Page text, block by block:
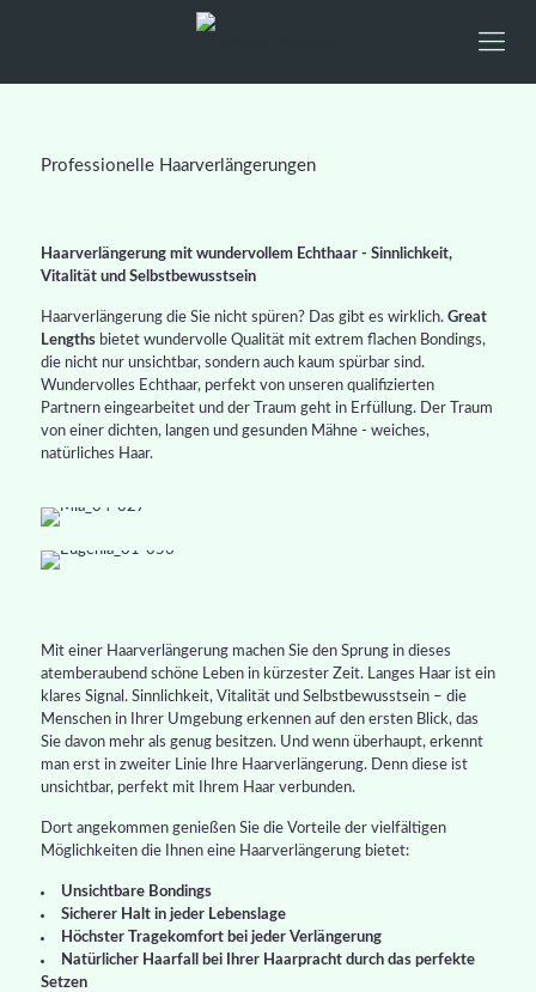
Professionelle Haarverlängerungen
Haarverlängerung mit wundervollem Echthaar - Sinnlichkeit,
Vitalität und Selbstbewusstsein
Haarverlängerung die Sie nicht spüren? Das gibt es wirklich. Great
Lengthsbietet wundervolle Qualität mit extrem flachen Bondings,
die nicht nur unsichtbar, sondern auch kaum spürbar sind.
Wundervolles Echthaar, perfekt von unseren qualifizierten
Partnern eingearbeitet und der Traum geht in Erfüllung. Der Traum
von einer dichten, langen und gesunden Mähne - weiches,
natürliches Haar.
Mit einer Haarverlängerung machen Sie den Sprung in dieses
atemberaubend schöne Leben in kürzester Zeit. Langes Haar ist ein
klares Signal. Sinnlichkeit, Vitalität und Selbstbewusstsein – die
Menschen in Ihrer Umgebung erkennen auf den ersten Blick, das
Sie davon mehr als genug besitzen. Und wenn überhaupt, erkennt
man erst in zweiter Linie Ihre Haarverlängerung. Denn diese ist
unsichtbar, perfekt mit Ihrem Haar verbunden.
Dort angekommen genießen Sie die Vorteile der vielfältigen
Möglichkeiten die Ihnen eine Haarverlängerung bietet:
Unsichtbare Bondings
Sicherer Halt in jeder Lebenslage
Höchster Tragekomfort bei jeder Verlängerung
Natürlicher Haarfall bei Ihrer Haarpracht durch das perfekte
Setzen